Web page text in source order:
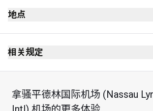
地点
相关规定
拿骚平德林国际机场 (Nassau